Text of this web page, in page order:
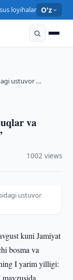
loyihalar O'z
ustuvor …
va
1002 views
ustuvor
kuni Jamiyat
bosma va
I yarim yilligi: